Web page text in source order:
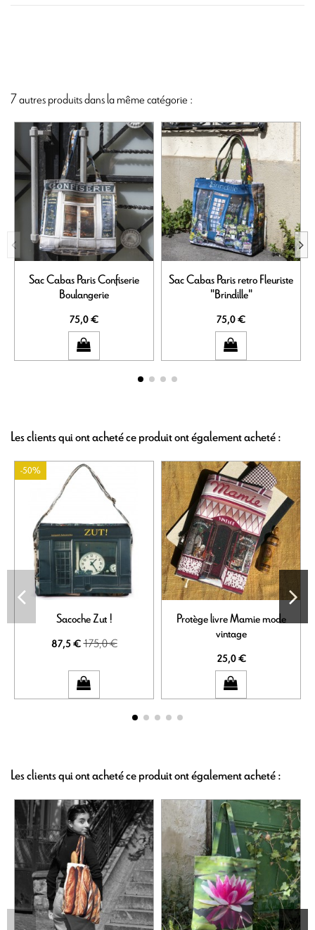
7 autres produits dans la même catégorie :
Sac Cabas Paris Confiserie
Boulangerie
75,0 €
Sac Cabas Paris retro Fleuriste
"Brindille"
75,0 €
Les clients qui ont acheté ce produit ont également acheté :
-50%
Sacoche Zut !
87,5 €175,0 €
Protège livre Mamie mode
vintage
25,0 €
Les clients qui ont acheté ce produit ont également acheté :